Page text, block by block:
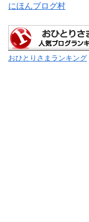
にほんブログ村
おひとりさまランキング